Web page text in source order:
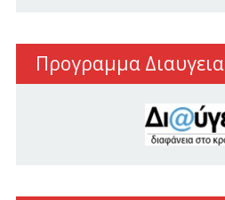
Προγραμμα Διαυγεια